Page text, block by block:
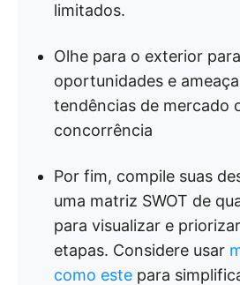
limitados.
Olhe para o exterior
oportunidades e
tendências de mercado
concorrência
Por fim, compile suas
uma matriz SWOT de
para visualizar e
etapas. Considere usar
como este para